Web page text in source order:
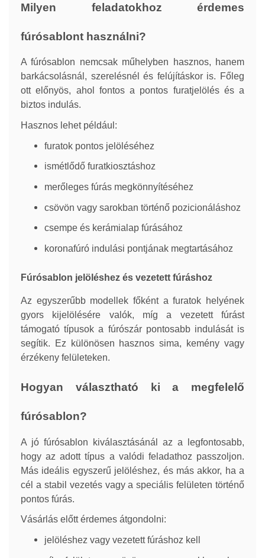
Milyen feladatokhoz érdemes
fúrósablont használni?
A fúrósablon nemcsak műhelyben hasznos, hanem
barkácsolásnál, szerelésnél és felújításkor is. Főleg
ott előnyös, ahol fontos a pontos furatjelölés és a
biztos indulás.
Hasznos lehet például:
furatok pontos jelöléséhez
ismétlődő furatkiosztáshoz
merőleges fúrás megkönnyítéséhez
csövön vagy sarokban történő pozicionáláshoz
csempe és kerámialap fúrásához
koronafúró indulási pontjának megtartásához
Fúrósablon jelöléshez és vezetett fúráshoz
Az egyszerűbb modellek főként a furatok helyének
gyors kijelölésére valók, míg a vezetett fúrást
támogató típusok a fúrószár pontosabb indulását is
segítik. Ez különösen hasznos sima, kemény vagy
érzékeny felületeken.
Hogyan választható ki a megfelelő
fúrósablon?
A jó fúrósablon kiválasztásánál az a legfontosabb,
hogy az adott típus a valódi feladathoz passzoljon.
Más ideális egyszerű jelöléshez, és más akkor, ha a
cél a stabil vezetés vagy a speciális felületen történő
pontos fúrás.
Vásárlás előtt érdemes átgondolni:
jelöléshez vagy vezetett fúráshoz kell